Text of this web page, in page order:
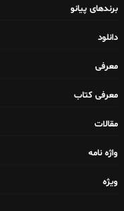
برندهای پیانو
دانلود
معرفی
معرفی کتاب
مقالات
واژه نامه
ویژه